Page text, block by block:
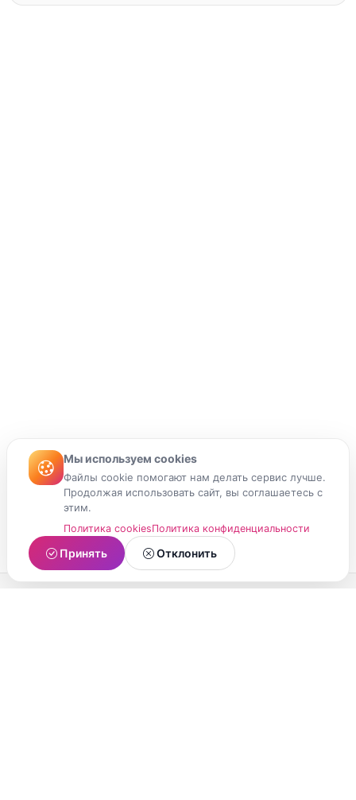
Мы используем cookies
Файлы cookie помогают нам делать сервис лучше.
Продолжая использовать сайт, вы соглашаетесь с
этим.
Политика cookiesПолитика конфиденциальности
Принять Отклонить